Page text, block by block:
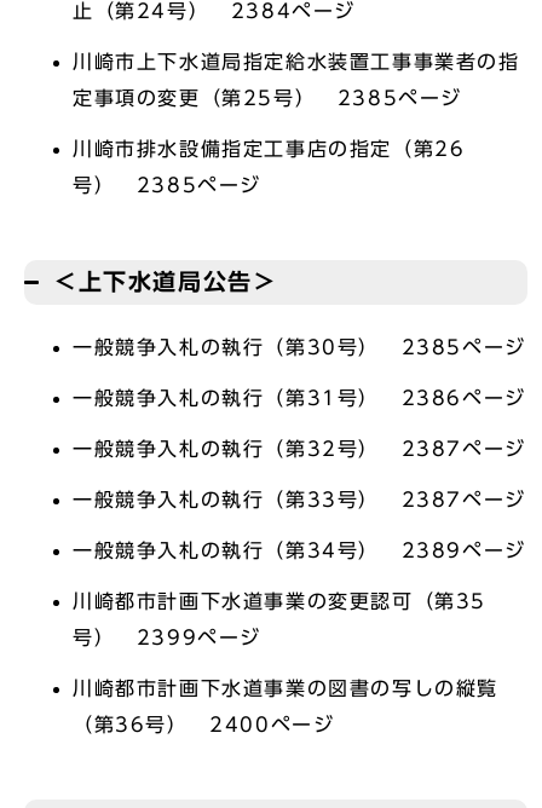
止（第24号） 2384ページ
川崎市上下水道局指定給水装置工事事業者の指
定事項の変更（第25号） 2385ページ
川崎市排水設備指定工事店の指定（第26
号） 2385ページ
＜上下水道局公告＞
一般競争入札の執行（第30号） 2385ページ
一般競争入札の執行（第31号） 2386ページ
一般競争入札の執行（第32号） 2387ページ
一般競争入札の執行（第33号） 2387ページ
一般競争入札の執行（第34号） 2389ページ
川崎都市計画下水道事業の変更認可（第35
号） 2399ページ
川崎都市計画下水道事業の図書の写しの縦覧
（第36号） 2400ページ